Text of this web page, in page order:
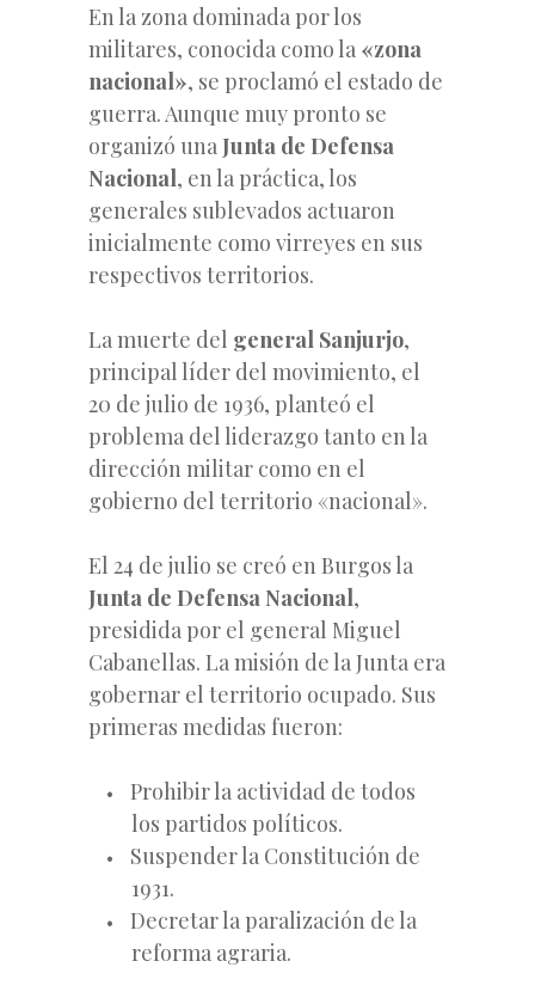
En la zona dominada por los
militares, conocida como la «zona
nacional», se proclamó el estado de
guerra. Aunque muy pronto se
organizó una Junta de Defensa
Nacional, en la práctica, los
generales sublevados actuaron
inicialmente como virreyes en sus
respectivos territorios.
La muerte del general Sanjurjo,
principal líder del movimiento, el
20 de julio de 1936, planteó el
problema del liderazgo tanto en la
dirección militar como en el
gobierno del territorio «nacional».
El 24 de julio se creó en Burgos la
Junta de Defensa Nacional,
presidida por el general Miguel
Cabanellas. La misión de la Junta era
gobernar el territorio ocupado. Sus
primeras medidas fueron:
Prohibir la actividad de todos
los partidos políticos.
Suspender la Constitución de
1931.
Decretar la paralización de la
reforma agraria.